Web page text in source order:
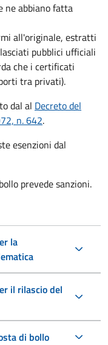
ne abbiano fatta
all'originale, estratti
pubblici ufficiali
che i certificati
tra privati).
dal al Decreto del
n. 642.
esenzioni dal
prevede sanzioni.
la
il rilascio del
di bollo